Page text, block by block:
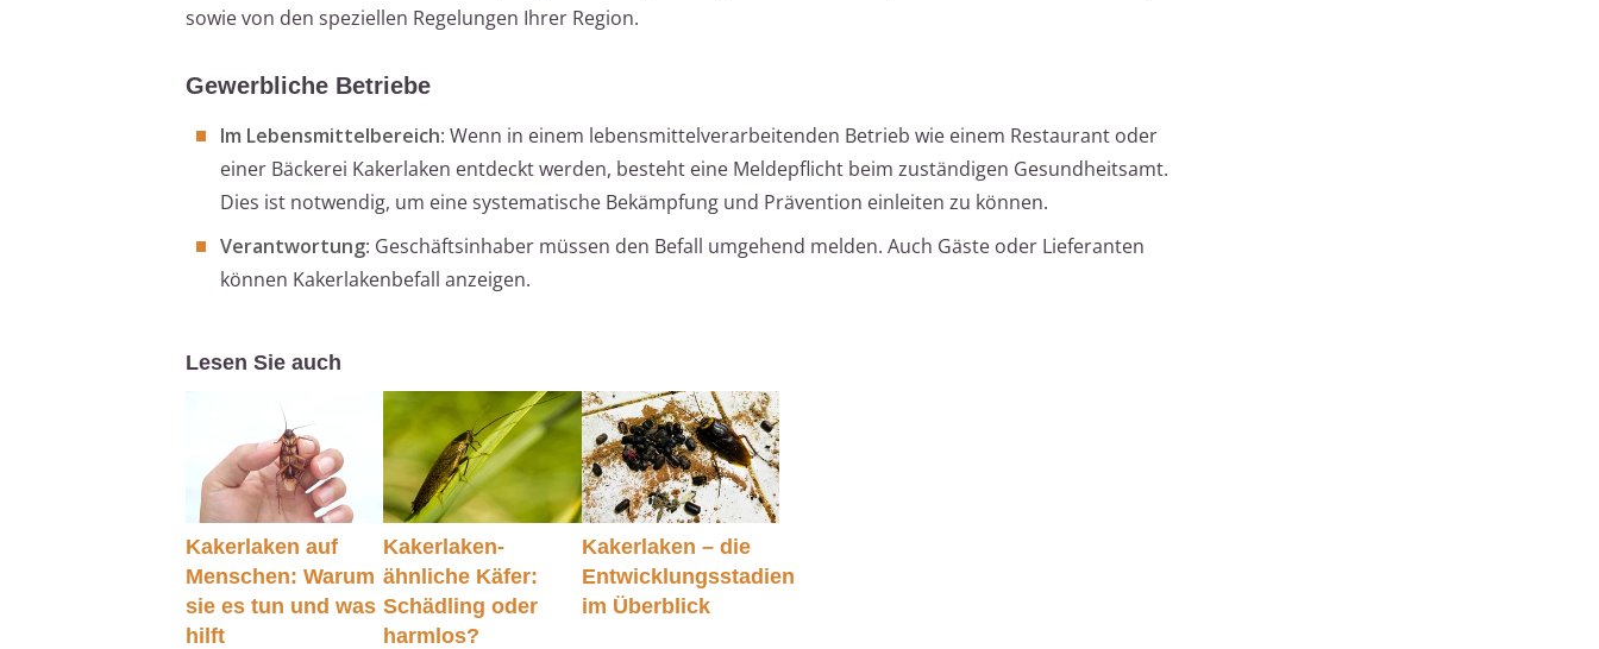
sowie von den speziellen Regelungen Ihrer Region.
Gewerbliche Betriebe
Im Lebensmittelbereich: Wenn in einem lebensmittelverarbeitenden Betrieb wie einem Restaurant oder
einer Bäckerei Kakerlaken entdeckt werden, besteht eine Meldepflicht beim zuständigen Gesundheitsamt.
Dies ist notwendig, um eine systematische Bekämpfung und Prävention einleiten zu können.
Verantwortung: Geschäftsinhaber müssen den Befall umgehend melden. Auch Gäste oder Lieferanten
können Kakerlakenbefall anzeigen.
Lesen Sie auch
Kakerlaken auf
Menschen: Warum
sie es tun und was
hilft
Kakerlaken-
ähnliche Käfer:
Schädling oder
harmlos?
Kakerlaken – die
Entwicklungsstadien
im Überblick